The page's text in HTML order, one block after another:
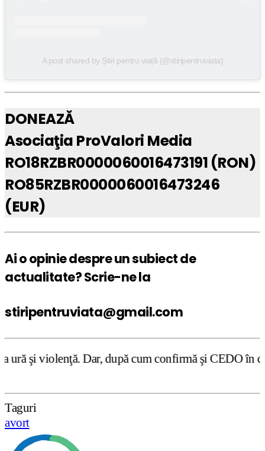
A post shared by Știri pentru viață (@stiripentruviata)
DONEAZĂ
Asociaţia ProValori Media
RO18RZBR0000060016473191 (RON)
RO85RZBR0000060016473246
(EUR)
Ai o opinie despre un subiect de
actualitate? Scrie-ne la
stiripentruviata@gmail.com
Dar, după cum confirmă şi CEDO în cazul
Taguri
avort